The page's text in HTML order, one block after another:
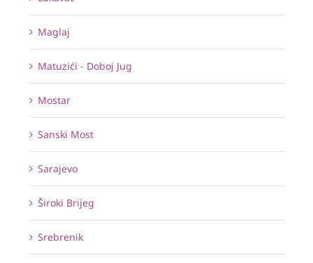
Maglaj
Matuzići - Doboj Jug
Mostar
Sanski Most
Sarajevo
Široki Brijeg
Srebrenik